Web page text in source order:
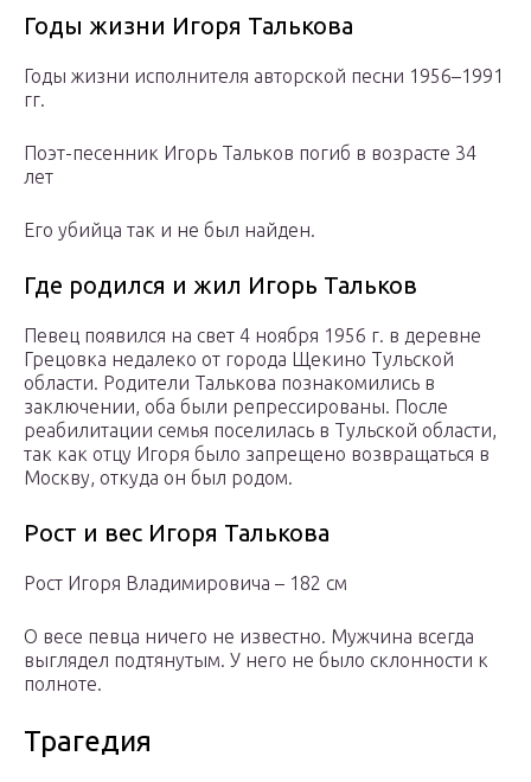
Годы жизни Игоря Талькова
Годы жизни исполнителя авторской песни 1956–1991
гг.
Поэт-песенник Игорь Тальков погиб в возрасте 34
лет
Его убийца так и не был найден.
Где родился и жил Игорь Тальков
Певец появился на свет 4 ноября 1956 г. в деревне
Грецовка недалеко от города Щекино Тульской
области. Родители Талькова познакомились в
заключении, оба были репрессированы. После
реабилитации семья поселилась в Тульской области,
так как отцу Игоря было запрещено возвращаться в
Москву, откуда он был родом.
Рост и вес Игоря Талькова
Рост Игоря Владимировича – 182 см
О весе певца ничего не известно. Мужчина всегда
выглядел подтянутым. У него не было склонности к
полноте.
Трагедия